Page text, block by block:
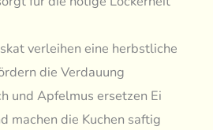
verleihen eine herbstliche
die Verdauung
und Apfelmus ersetzen Ei
machen die Kuchen saftig